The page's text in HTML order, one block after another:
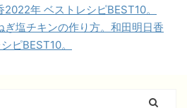
2022年 ベストレシピBEST10。
ぎ塩チキンの作り方。和田明日香
ピBEST10。